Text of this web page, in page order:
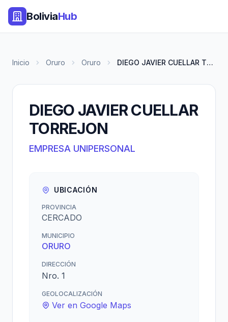
BoliviaHub
Inicio Oruro Oruro DIEGO JAVIER CUELLAR TORREJON
DIEGO JAVIER CUELLAR
TORREJON
EMPRESA UNIPERSONAL
UBICACIÓN
PROVINCIA
CERCADO
MUNICIPIO
ORURO
DIRECCIÓN
Nro. 1
GEOLOCALIZACIÓN
Ver en Google Maps